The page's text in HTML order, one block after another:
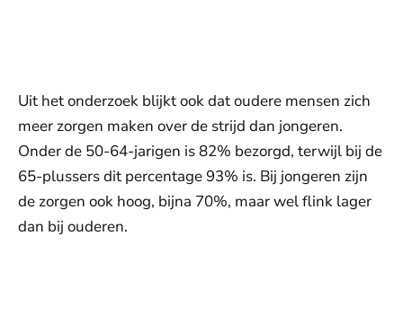
Uit het onderzoek blijkt ook dat oudere mensen zich
meer zorgen maken over de strijd dan jongeren.
Onder de 50-64-jarigen is 82% bezorgd, terwijl bij de
65-plussers dit percentage 93% is. Bij jongeren zijn
de zorgen ook hoog, bijna 70%, maar wel flink lager
dan bij ouderen.